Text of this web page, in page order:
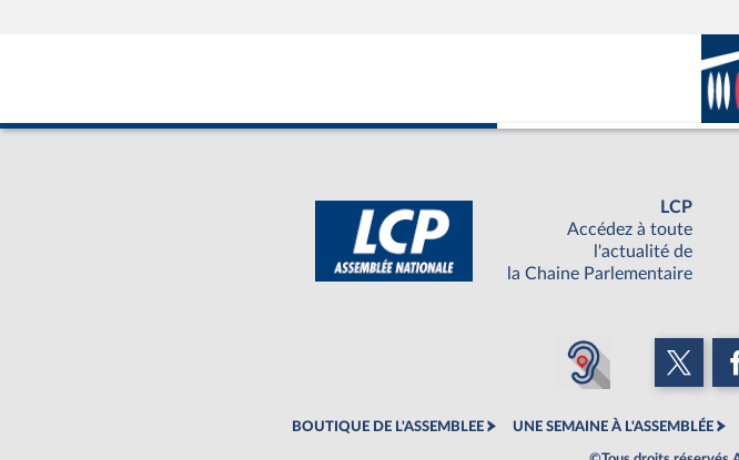
LCP
Accédez à toute
l'actualité de
la Chaine Parlementaire
BOUTIQUE DE L'ASSEMBLEE UNE SEMAINE À L'ASSEMBLÉE